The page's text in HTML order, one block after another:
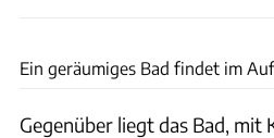
Ein geräumiges Bad findet im
Gegenüber liegt das Bad, mit